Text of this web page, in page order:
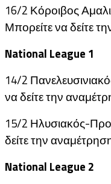
16/2 Κόροιβος
Μπορείτε να δείτε
National League 1
14/2
να δείτε την
15/2 Ηλυσιακός-
δείτε την
National League 2